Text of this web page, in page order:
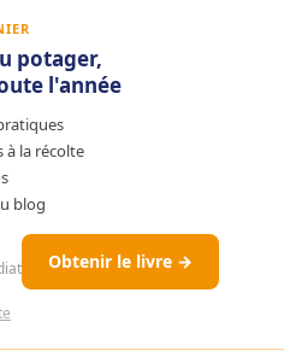
potager,
l'année
à la récolte
blog
Obtenir le livre →